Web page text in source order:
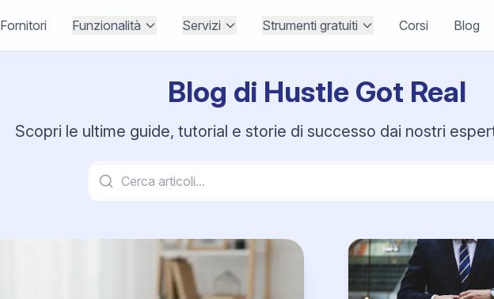
Fornitori Funzionalità Servizi Strumenti gratuiti Corsi Blog
Blog di Hustle Got Real
Scopri le ultime guide, tutorial e storie di successo dai nostri